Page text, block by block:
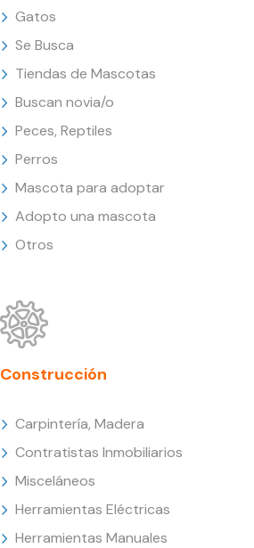
Gatos
Se Busca
Tiendas de Mascotas
Buscan novia/o
Peces, Reptiles
Perros
Mascota para adoptar
Adopto una mascota
Otros
Construcción
Carpintería, Madera
Contratistas Inmobiliarios
Misceláneos
Herramientas Eléctricas
Herramientas Manuales